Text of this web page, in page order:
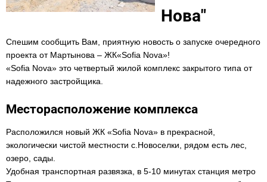
Нова"
Спешим сообщить Вам, приятную новость о запуске очередного
проекта от Мартынова – ЖК«Sofia Nova»!
«Sofia Nova» это четвертый жилой комплекс закрытого типа от
надежного застройщика.
Месторасположение комплекса
Расположился новый ЖК «Sofia Nova» в прекрасной,
экологически чистой местности с.Новоселки, рядом есть лес,
озеро, сады.
Удобная транспортная развязка, в 5-10 минутах станция метро